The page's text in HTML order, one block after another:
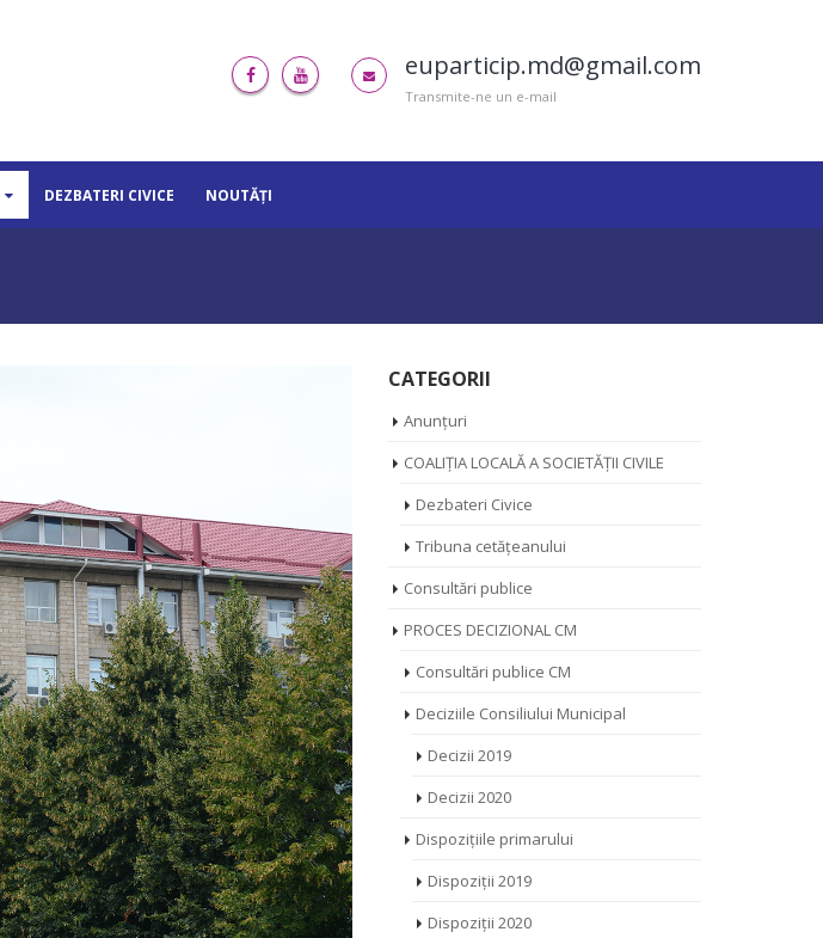
euparticip.md@gmail.com
Transmite-ne un e-mail
DEZBATERI CIVICE NOUTĂȚI
CATEGORII
Anunțuri
COALIȚIA LOCALĂ A SOCIETĂȚII CIVILE
Dezbateri Civice
Tribuna cetățeanului
Consultări publice
PROCES DECIZIONAL CM
Consultări publice CM
Deciziile Consiliului Municipal
Decizii 2019
Decizii 2020
Dispozițiile primarului
Dispoziții 2019
Dispoziții 2020